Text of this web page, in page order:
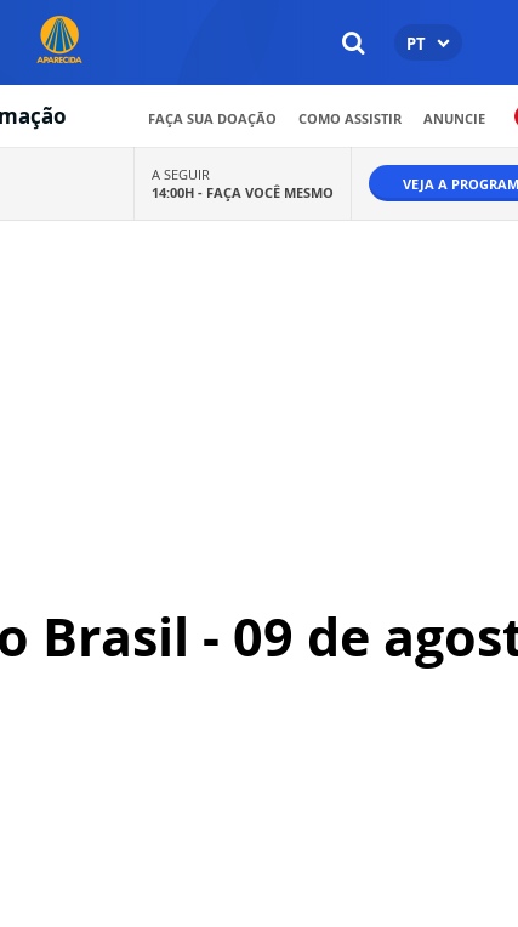
PT
FAÇA SUA DOAÇÃO COMO ASSISTIR ANUNCIE
A SEGUIR
14:00H - FAÇA VOCÊ MESMO VEJA A
Brasil - 09 de